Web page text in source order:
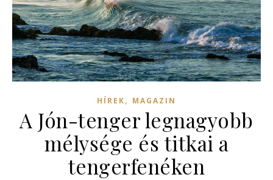
HÍREK, MAGAZIN
A Jón-tenger legnagyobb
mélysége és titkai a
tengerfenéken